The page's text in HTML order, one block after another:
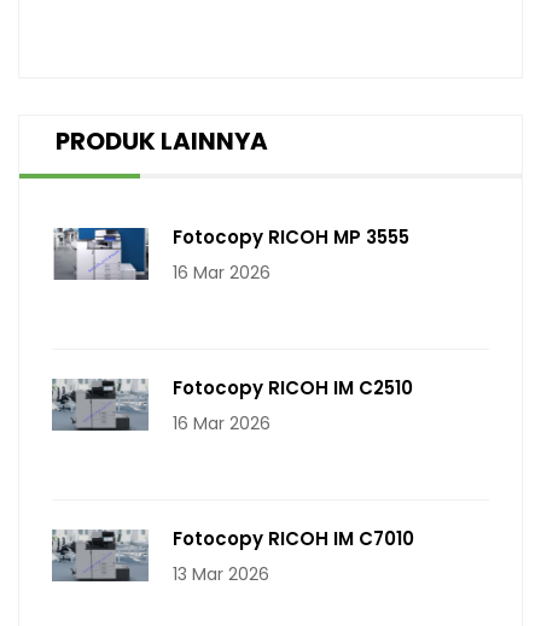
PRODUK LAINNYA
Fotocopy RICOH MP 3555
16 Mar 2026
Fotocopy RICOH IM C2510
16 Mar 2026
Fotocopy RICOH IM C7010
13 Mar 2026